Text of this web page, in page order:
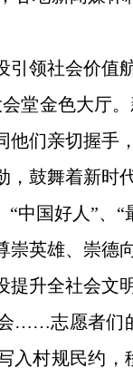
引领社会价值
会堂金色大厅
他们亲切握手
，鼓舞着新时
“中国好人”、
英雄、崇德
提升全社会文
……志愿者们
入村规民约